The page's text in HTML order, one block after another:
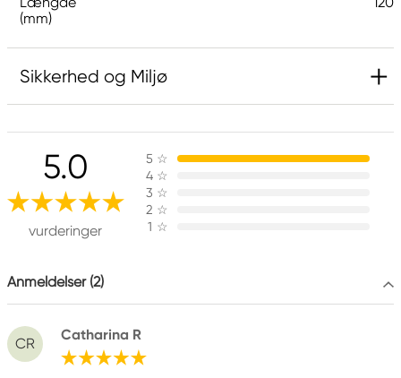
(mm)
Sikkerhed og Miljø
Ansvarlig EU
Rembrandt
Royal Talens Netherlands
Sophialaan 46
7311 PD Apeldoorn, Netherlands
5.0
vurderinger
5 ☆
4 ☆
3 ☆
2 ☆
1 ☆
Anmeldelser (2)
CR
Catharina R